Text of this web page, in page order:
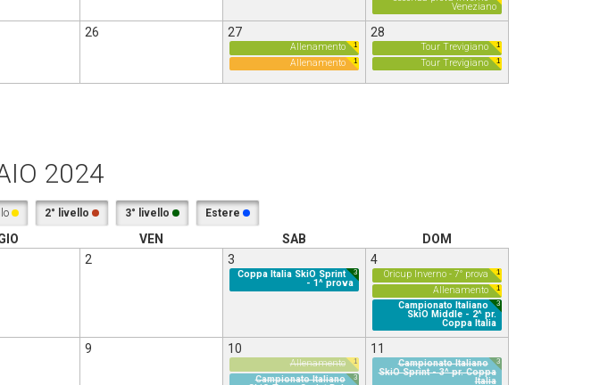
Veneziano
26 27
1
Allenamento
1
Allenamento
28
1
Tour Trevigiano
1
Tour Trevigiano
2024
2° livello 3° livello Estere
VEN SAB
DOM
2 3
3
Coppa Italia SkiO Sprint
- 1^ prova
4
1
Oricup Inverno - 7° prova
1
Allenamento
3
Campionato Italiano
SkiO Middle - 2^ pr.
Coppa Italia
9 10
1
Allenamento
3
Campionato Italiano
11
3
Campionato Italiano
SkiO Sprint - 3^ pr. Coppa
Italia